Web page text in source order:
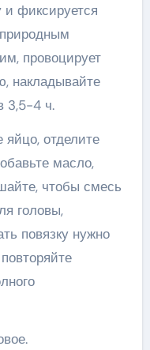
и фиксируется
провоцирует
накладывайте
3,5-4 ч.
отделите
масло,
чтобы смесь
головы,
повязку нужно